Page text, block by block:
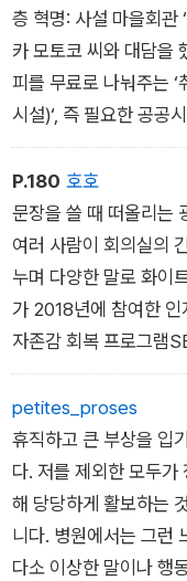
분에 대한 잠재의식이
장소에 사적인 것이 나
사이에 커다란 간극이
하지만 시골에서 살다
되었습니다. 집만 해도
이 덜컥덜컥 문을 열고
면 모임을 열거나 관혼
다. 사적과 광장, 신사
것도 대개는 동네 사람
면이 있습니다. 그래서
는 경우가 드문 듯합니
느낌입니다.
이러한 시골 생활이 반
를 넘나드는 장소가 되
열흘 정도이니 시골 사
사람의 공과 사에 대한
공간으로 쓰는 집의 3
드 건물을 파괴해 체포
야기 중 그가 사는 마을
부분이었습니다.
…… 이러한 사태에 대해
베가 사는 마을을 방문
다. 불과 예닐곱 가구가
씩 시장이 열리는데, 인
이나 공예품을 가지고
와인으로 함께 요리하
도 펼쳐진다. 여기에는
공동체가 있을 뿐이다.
쓰지 신이치, <슬로 이
이 대목을 읽었을 때 마
참여하던 중이어서, ‘이
소박하게 동경했습니다
니 ˝뭐? 그럼 장터에서
층 혁명: 사설 마을회관
카 모토코 씨와 대담을
피를 무료로 나눠주는 ‘
시설)‘, 즉 필요한 공공
로 업무용 세탁기와 건
이디어의 연장선상에
은 취지의 말을 했습니
˝저는 우리 가게의 직
은 분위기로 ‘어서오세
요.˝
그 말을 들은 순간, 저는
한 답변이라고 생각했
에서는 누구에게나 항
것이 당연시되고 있기
게 하지 않고 변화를 허
내용은 그의 저서에도
직원들이 각자의 개성
P.180 호호
문장을 쓸 때 떠올리는
여러 사람이 회의실의
누며 다양한 말로 화이
가 2018년에 참여한 인
자존감 회복 프로그램
간단히 설명하자면, 참
사람의 마음이 편해지
니다. 거기서 나온 몇가
차례 소리 내어 말하며
다.
예컨대 ‘주위 사람들은
롭다‘는 고민에 대해서
petites_proses
휴직하고 큰 부상을 입
다. 저를 제외한 모두가
해 당당하게 활보하는
니다. 병원에서는 그런
다소 이상한 말이나 행